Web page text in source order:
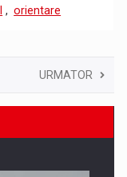
, orientare
URMATOR